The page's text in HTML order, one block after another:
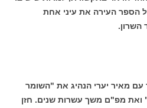
הספר העירה את עיני אחת
השרון.
עם מאיר יערי הנהיג את "השומר
ואת מפ"ם משך עשרות שנים. חזן